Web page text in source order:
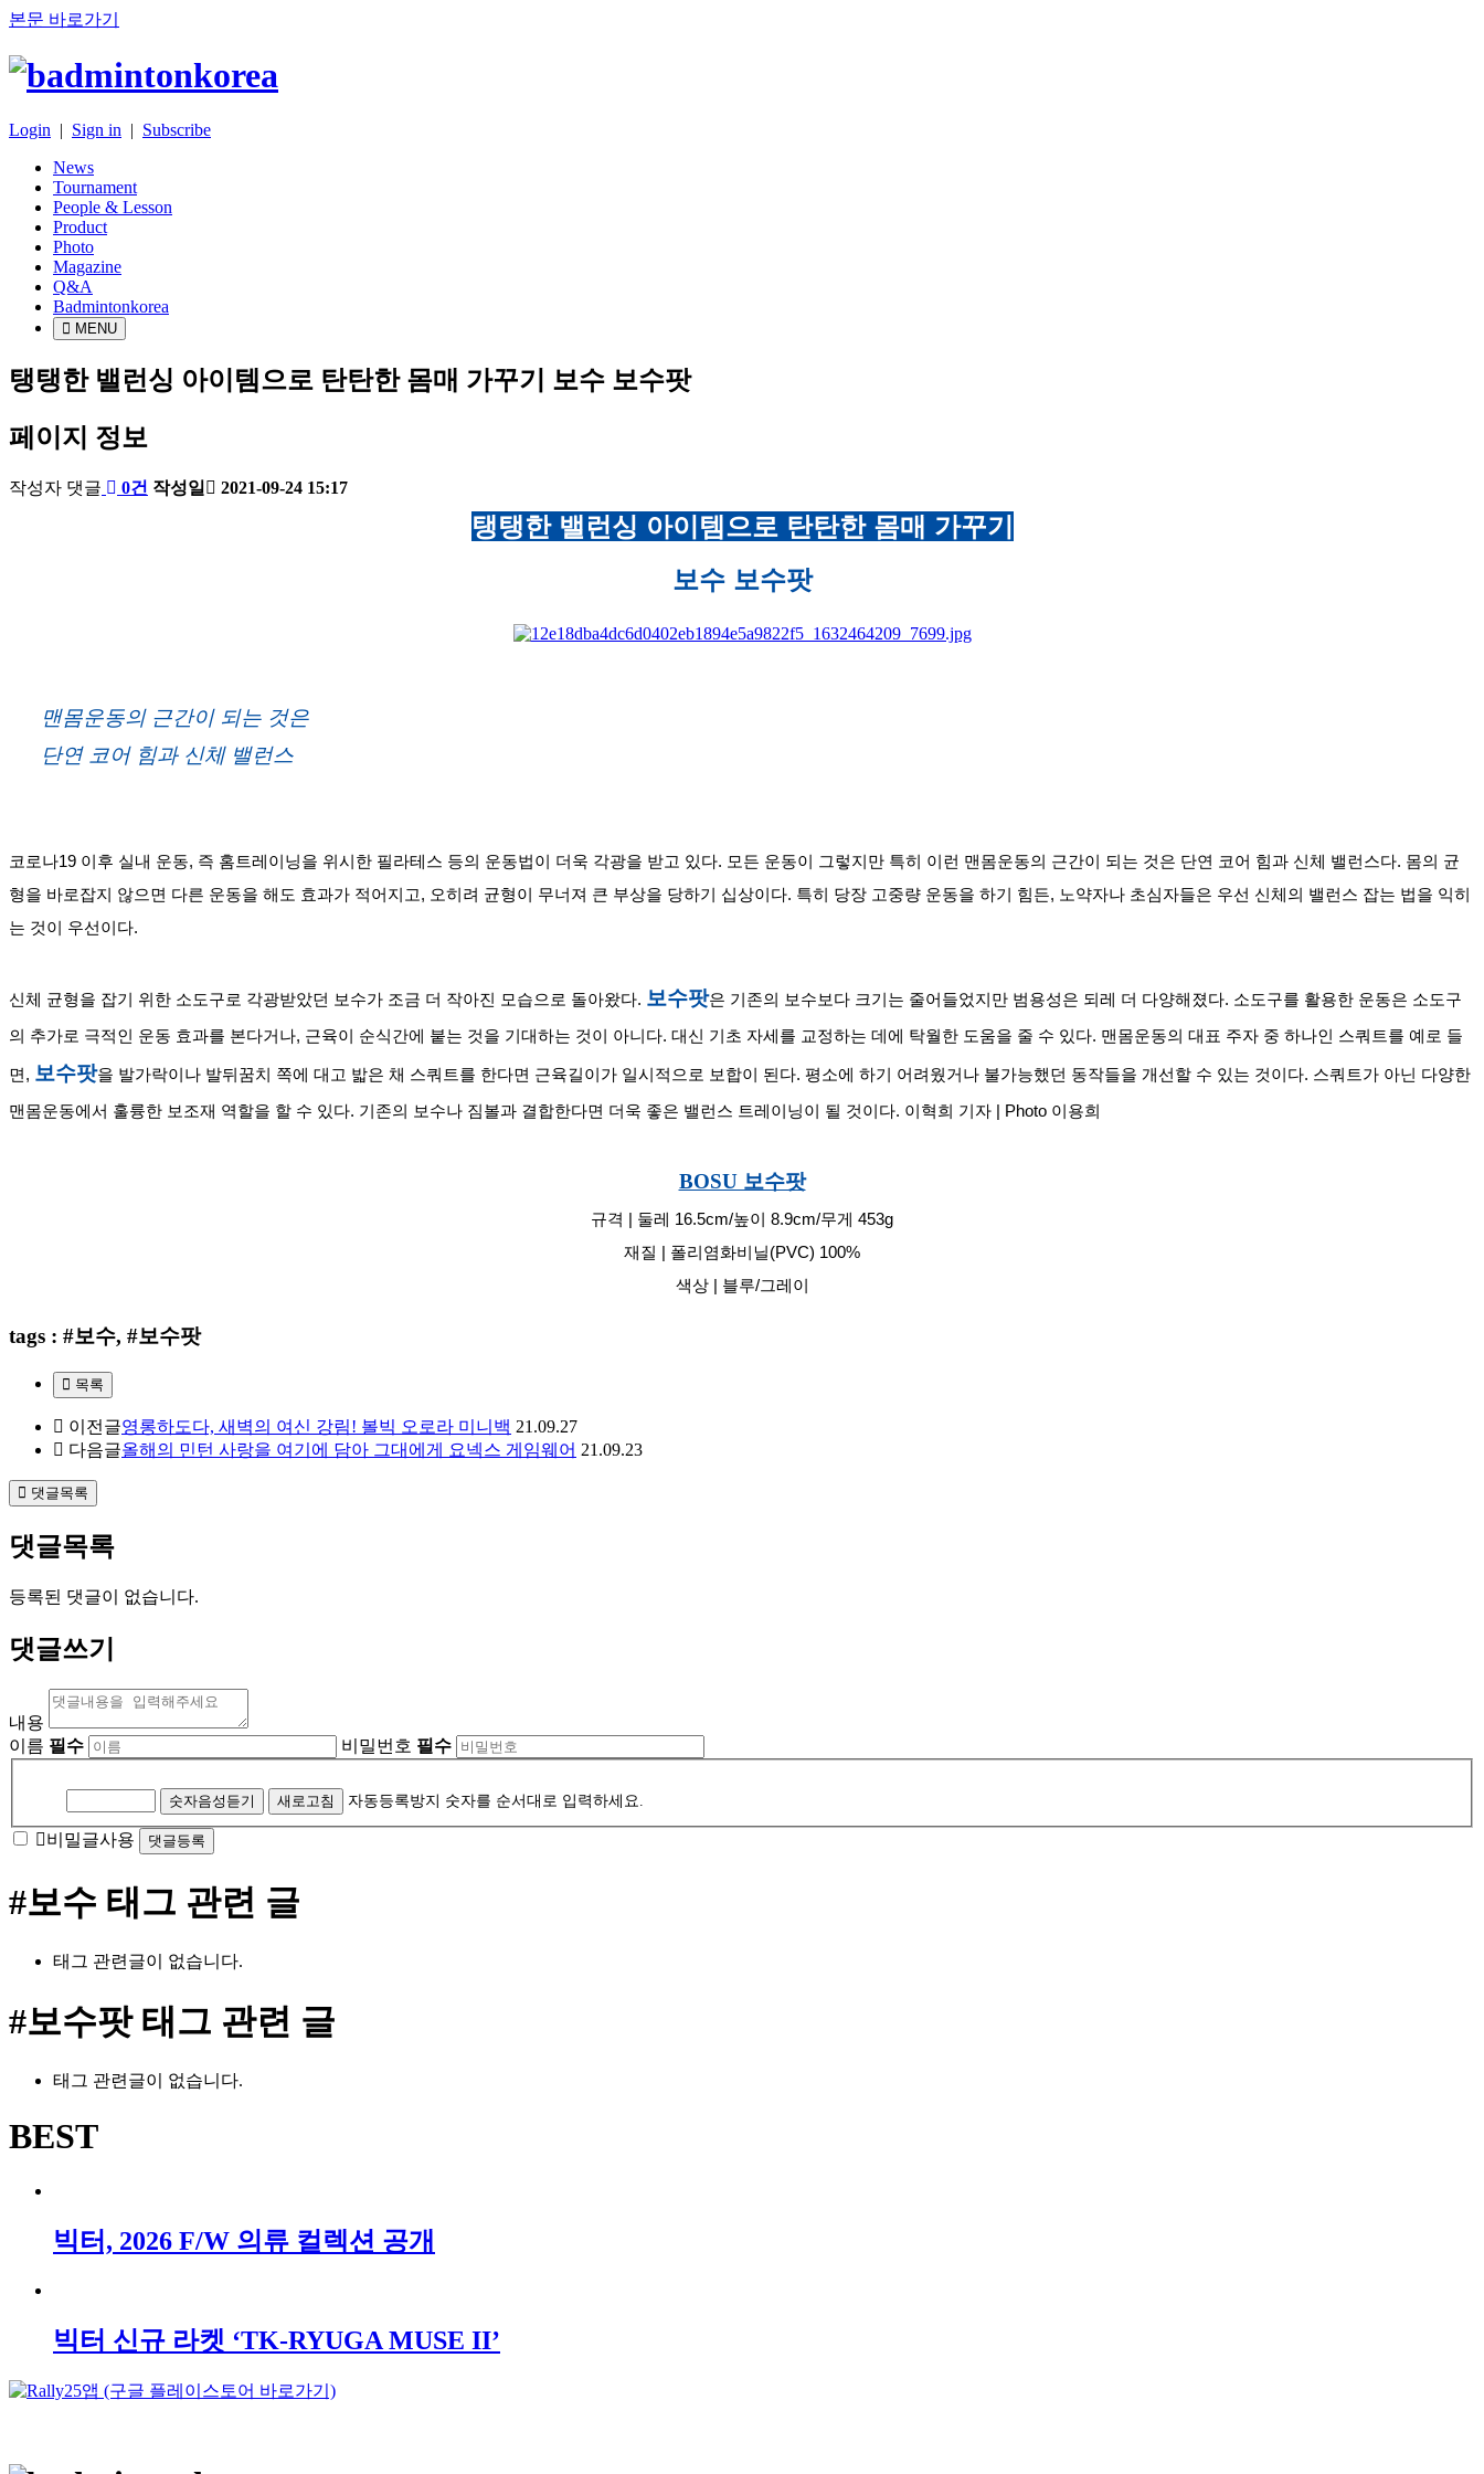
본문 바로가기
Login | Sign in | Subscribe
News
Tournament
People & Lesson
Product
Photo
Magazine
Q&A
Badmintonkorea
MENU
product
탱탱한 밸런싱 아이템으로 탄탄한 몸매 가꾸기 보수 보수팟
페이지 정보
작성자배댓글 0건 작성일 2021-09-24 15:17
탱탱한 밸런싱 아이템으로 탄탄한 몸매 가꾸기
보수 보수팟
맨몸운동의 근간이 되는 것은
단연 코어 힘과 신체 밸런스
코로나19 이후 실내 운동, 즉 홈트레이닝을 위시한 필라테스 등의 운동법이 더욱 각광을 받고 있다. 모든 운동이 그렇지만 특히 이런 맨몸운동의 근간이 되는 것은 단연 코어 힘과 신체 밸런스다. 몸의 균
형을 바로잡지 않으면 다른 운동을 해도 효과가 적어지고, 오히려 균형이 무너져 큰 부상을 당하기 십상이다. 특히 당장 고중량 운동을 하기 힘든, 노약자나 초심자들은 우선 신체의 밸런스 잡는 법을 익히
는 것이 우선이다.
신체 균형을 잡기 위한 소도구로 각광받았던 보수가 조금 더 작아진 모습으로 돌아왔다. 보수팟은 기존의 보수보다 크기는 줄어들었지만 범용성은 되레 더 다양해졌다. 소도구를 활용한 운동은 소도구
의 추가로 극적인 운동 효과를 본다거나, 근육이 순식간에 붙는 것을 기대하는 것이 아니다. 대신 기초 자세를 교정하는 데에 탁월한 도움을 줄 수 있다. 맨몸운동의 대표 주자 중 하나인 스쿼트를 예로 들
면, 보수팟을 발가락이나 발뒤꿈치 쪽에 대고 밟은 채 스쿼트를 한다면 근육길이가 일시적으로 보합이 된다. 평소에 하기 어려웠거나 불가능했던 동작들을 개선할 수 있는 것이다. 스쿼트가 아닌 다양한
맨몸운동에서 훌륭한 보조재 역할을 할 수 있다. 기존의 보수나 짐볼과 결합한다면 더욱 좋은 밸런스 트레이닝이 될 것이다. 이혁희 기자 | Photo 이용희
BOSU 보수팟
규격 | 둘레 16.5cm/높이 8.9cm/무게 453g
재질 | 폴리염화비닐(PVC) 100%
색상 | 블루/그레이
tags : #보수, #보수팟
목록
이전글영롱하도다, 새벽의 여신 강림! 볼빅 오로라 미니백 21.09.27
다음글올해의 민턴 사랑을 여기에 담아 그대에게 요넥스 게임웨어 21.09.23
댓글목록
댓글목록
등록된 댓글이 없습니다.
댓글쓰기
내용
이름 필수 비밀번호 필수
등
록
지
숫자음성듣기 새로고침 자동등록방지 숫자를 순서대로 입력하세요.
비밀글사용
#보수 태그 관련 글
태그 관련글이 없습니다.
#보수팟태그 관련 글
태그 관련글이 없습니다.
BEST
빅터, 2026 F/W 의류 컬렉션 공개
빅터 신규 라켓 ‘TK-RYUGA MUSE II’